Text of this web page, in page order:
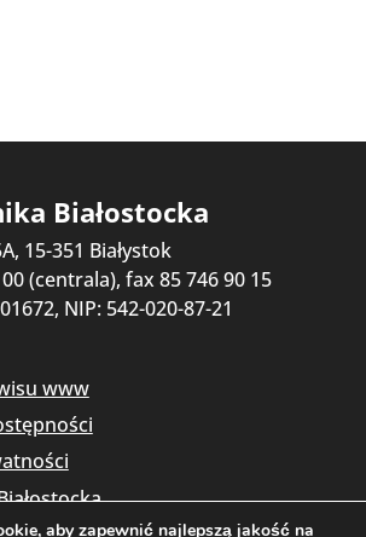
Białostocka
15-351 Białystok
(centrala), fax 85 746 90 15
NIP: 542-020-87-21
www
aby zapewnić najlepszą jakość na